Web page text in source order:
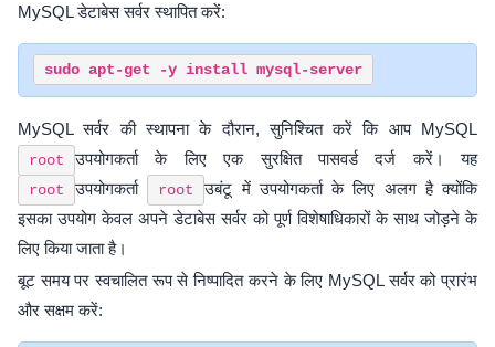
MySQL डेटाबेस सर्वर स्थापित करें:
MySQL सर्वर की स्थापना के दौरान, सुनिश्चित करें कि आप MySQL
root उपयोगकर्ता के लिए एक सुरक्षित पासवर्ड दर्ज करें। यह
root उपयोगकर्ता root
उबंटू में उपयोगकर्ता के लिए अलग है क्योंकि
इसका उपयोग केवल अपने डेटाबेस सर्वर को पूर्ण विशेषाधिकारों के साथ जोड़ने के
लिए किया जाता है।
बूट समय पर स्वचालित रूप से निष्पादित करने के लिए MySQL सर्वर को प्रारंभ
और सक्षम करें: